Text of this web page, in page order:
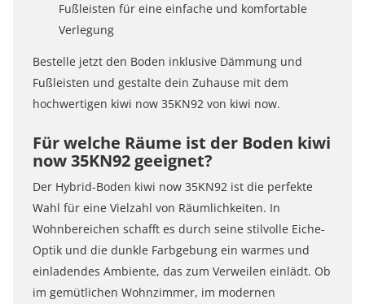
Fußleisten für eine einfache und komfortable
Verlegung
Bestelle jetzt den Boden inklusive Dämmung und
Fußleisten und gestalte dein Zuhause mit dem
hochwertigen kiwi now 35KN92 von kiwi now.
Für welche Räume ist der Boden kiwi
now 35KN92 geeignet?
Der Hybrid-Boden kiwi now 35KN92 ist die perfekte
Wahl für eine Vielzahl von Räumlichkeiten. In
Wohnbereichen schafft es durch seine stilvolle Eiche-
Optik und die dunkle Farbgebung ein warmes und
einladendes Ambiente, das zum Verweilen einlädt. Ob
im gemütlichen Wohnzimmer, im modernen